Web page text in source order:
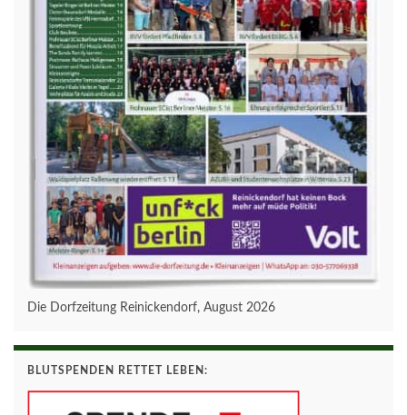
Die Dorfzeitung Reinickendorf, August 2026
BLUTSPENDEN RETTET LEBEN: